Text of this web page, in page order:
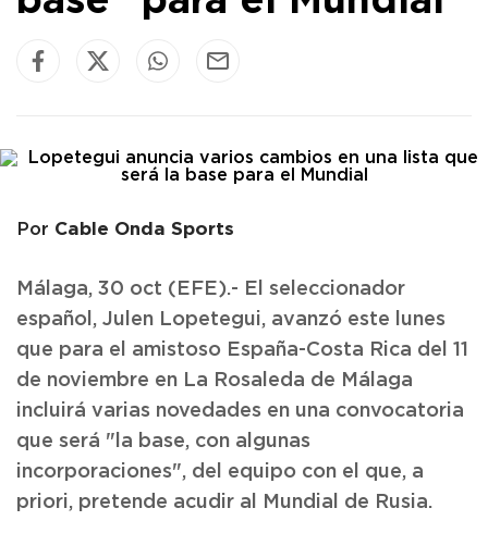
Por Cable Onda Sports
Málaga, 30 oct (EFE).- El seleccionador
español, Julen Lopetegui, avanzó este lunes
que para el amistoso España-Costa Rica del 11
de noviembre en La Rosaleda de Málaga
incluirá varias novedades en una convocatoria
que será "la base, con algunas
incorporaciones", del equipo con el que, a
priori, pretende acudir al Mundial de Rusia.